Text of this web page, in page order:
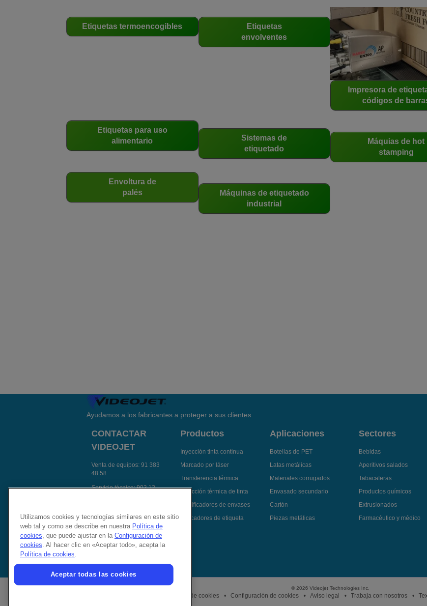
Etiquetas termoencogibles
Etiquetas
envolventes
Impresora de
códigos de
Etiquetas para uso
alimentario
Sistemas de
etiquetado
Máquias de hot
stamping
Envoltura de
palés
Máquinas de etiquetado
industrial
Ayudamos a los fabricantes a proteger a sus clientes
CONTACTAR
VIDEOJET
Venta de equipos: 91 383
48 58
Servicio técnico:902 12
mail
Síguenos en:
Productos
Inyección tinta continua
Marcado por láser
Transferencia térmica
Inyección térmica de tinta
Codificadores de envases
Aplicadores de etiqueta
Aplicaciones
Botellas de PET
Latas metálicas
Materiales corrugados
Envasado secundario
Cartón
Piezas metálicas
Sectores
Bebidas
Aperitivos salados
Tabacaleras
Productos químicos
Extrusionados
Farmacéutico y médico
© 2026 Videojet Technologies Inc.
Política de cookies Configuración de cookies Aviso legal Trabaja con nosotros
Utilizamos cookies y tecnologías similares en este sitio
web tal y como se describe en nuestra Política de
cookies, que puede ajustar en la Configuración de
cookies. Al hacer clic en «Aceptar todo», acepta la
Política de cookies.
Aceptar todas las cookies